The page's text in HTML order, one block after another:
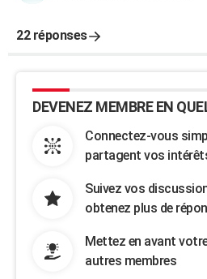
22 réponses
DEVENEZ MEMBRE EN
Connectez-vous
partagent vos
Suivez vos
obtenez plus de
Mettez en avant
autres membres